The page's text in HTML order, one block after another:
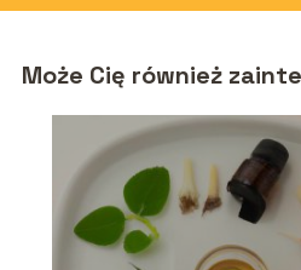
Może Cię również